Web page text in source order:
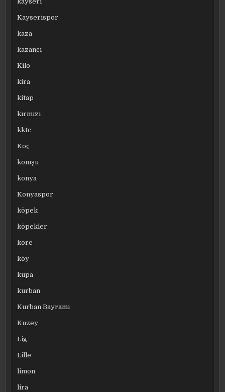
Kayserispor
kaza
kazancı
Kilo
kira
kitap
kırmızı
kktc
Koç
komşu
konya
Konyaspor
köpek
köpekler
kore
köy
kupa
kurban
Kurban Bayramı
Kuzey
Lig
Lille
limon
lira